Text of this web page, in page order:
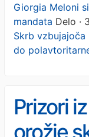
Giorgia Meloni
mandata Delo ·
Skrb
do
Prizori
orožje